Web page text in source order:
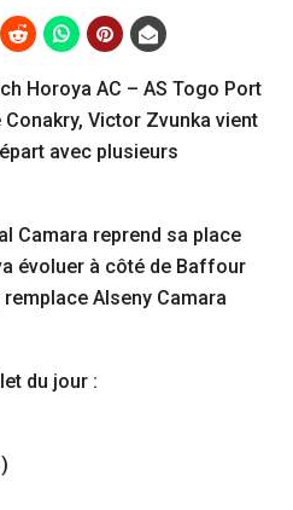
Horoya AC – AS Togo Port
Victor Zvunka vient
avec plusieurs
Camara reprend sa place
évoluer à côté de Baffour
Alseny Camara
du jour :